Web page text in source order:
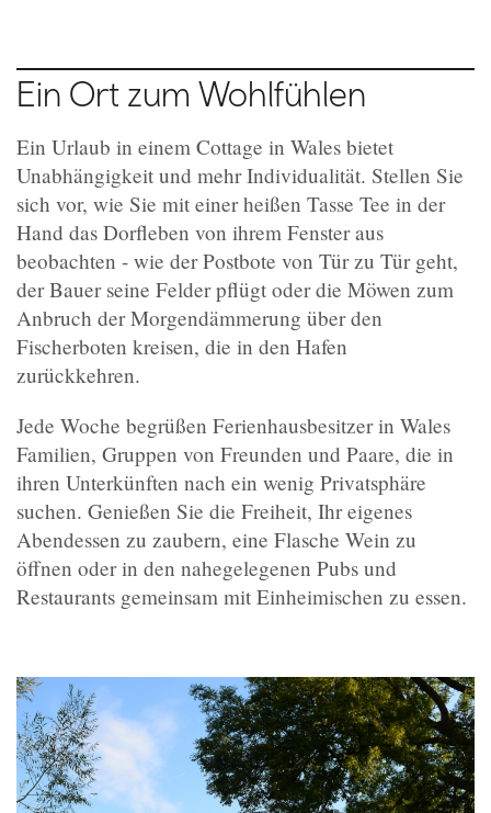
Ein Ort zum Wohlfühlen
Ein Urlaub in einem Cottage in Wales bietet
Unabhängigkeit und mehr Individualität. Stellen Sie
sich vor, wie Sie mit einer heißen Tasse Tee in der
Hand das Dorfleben von ihrem Fenster aus
beobachten - wie der Postbote von Tür zu Tür geht,
der Bauer seine Felder pflügt oder die Möwen zum
Anbruch der Morgendämmerung über den
Fischerboten kreisen, die in den Hafen
zurückkehren.
Jede Woche begrüßen Ferienhausbesitzer in Wales
Familien, Gruppen von Freunden und Paare, die in
ihren Unterkünften nach ein wenig Privatsphäre
suchen. Genießen Sie die Freiheit, Ihr eigenes
Abendessen zu zaubern, eine Flasche Wein zu
öffnen oder in den nahegelegenen Pubs und
Restaurants gemeinsam mit Einheimischen zu essen.